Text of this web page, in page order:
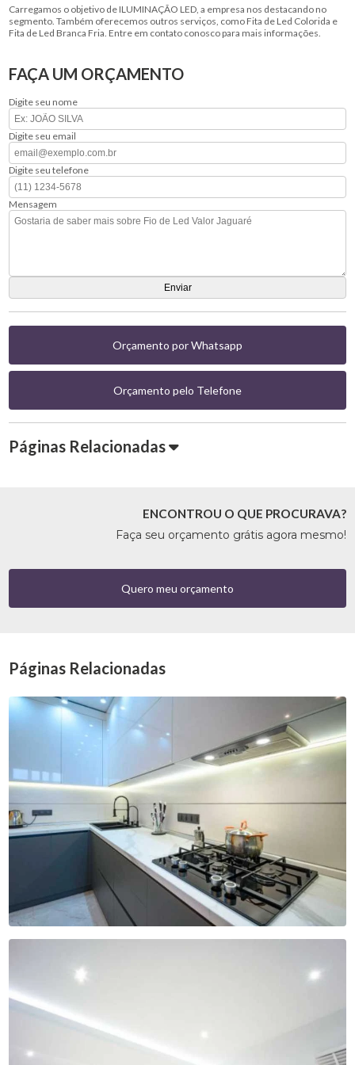
Carregamos o objetivo de ILUMINAÇÃO LED, a empresa nos destacando no
segmento. Também oferecemos outros serviços, como Fita de Led Colorida e
Fita de Led Branca Fria. Entre em contato conosco para mais informações.
FAÇA UM ORÇAMENTO
Digite seu nome
Digite seu email
Digite seu telefone
Mensagem
Orçamento por Whatsapp
Orçamento pelo Telefone
Páginas Relacionadas
ENCONTROU O QUE PROCURAVA?
Faça seu orçamento grátis agora mesmo!
Quero meu orçamento
Páginas Relacionadas